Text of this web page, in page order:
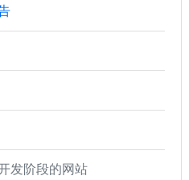
发阶段的网站